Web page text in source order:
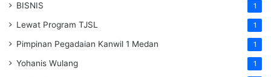
BISNIS 1
Lewat Program TJSL 1
Pimpinan Pegadaian Kanwil 1 Medan 1
Yohanis Wulang 1